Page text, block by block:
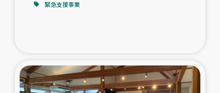
コーヒー生産者支援
緊急支援事業